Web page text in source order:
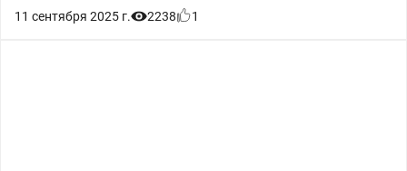
11 сентября 2025 г. 2238 1